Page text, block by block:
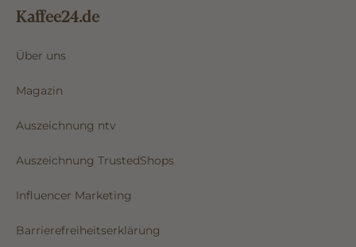
Kaffee24.de
Über uns
Magazin
Auszeichnung ntv
Auszeichnung TrustedShops
Influencer Marketing
Barrierefreiheitserklärung